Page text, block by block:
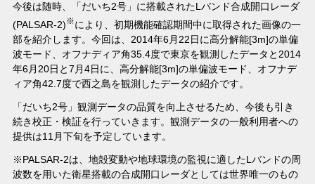
今後は随時、「だいち2号」に搭載されたLバンド合成開口レーダ
(PALSAR-2)※により、初期機能確認期間中に取得された画像の一
部を紹介します。今回は、2014年6月22日に高分解能[3m]の単偏
波モード、オフナディア角35.4度で東京を観測したデータと2014
年6月20日と7月4日に、高分解能[3m]の単偏波モード、オフナデ
ィア角42.7度で西之島を観測したデータの紹介です。
「だいち2号」観測データの品質を向上させるため、今後も引き
続き校正・検証を行っていきます。観測データの一般利用者への
提供は11月下旬を予定しています。
※PALSAR-2は、地殻変動や地球環境の監視に適したLバンドの周
波数を用いた衛星搭載の合成開口レーダとしては世界唯一のもの